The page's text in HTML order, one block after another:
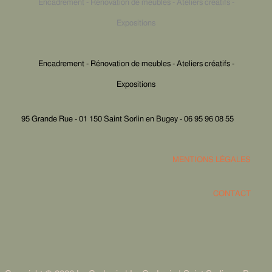
Encadrement - Rénovation de meubles - Ateliers créatifs -
Expositions
Encadrement - Rénovation de meubles - Ateliers créatifs -
Expositions
95 Grande Rue - 01 150 Saint Sorlin en Bugey - 06 95 96 08 55
MENTIONS LÉGALES
CONTACT